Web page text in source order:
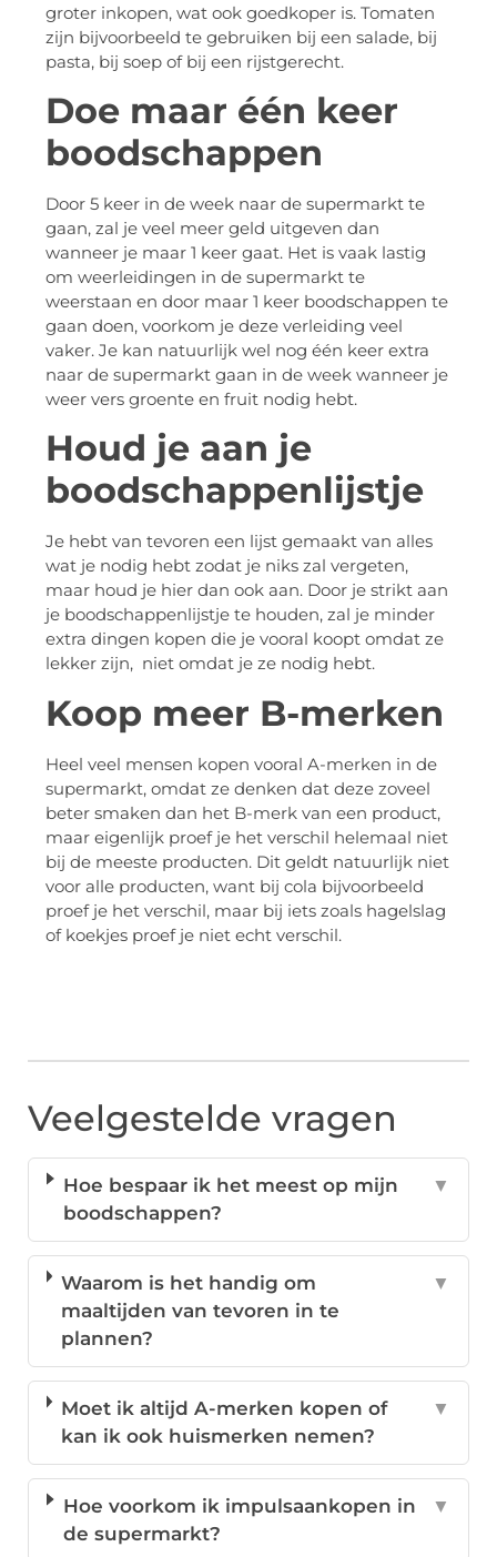
groter inkopen, wat ook goedkoper is. Tomaten
zijn bijvoorbeeld te gebruiken bij een salade, bij
pasta, bij soep of bij een rijstgerecht.
Doe maar één keer
boodschappen
Door 5 keer in de week naar de supermarkt te
gaan, zal je veel meer geld uitgeven dan
wanneer je maar 1 keer gaat. Het is vaak lastig
om weerleidingen in de supermarkt te
weerstaan en door maar 1 keer boodschappen te
gaan doen, voorkom je deze verleiding veel
vaker. Je kan natuurlijk wel nog één keer extra
naar de supermarkt gaan in de week wanneer je
weer vers groente en fruit nodig hebt.
Houd je aan je
boodschappenlijstje
Je hebt van tevoren een lijst gemaakt van alles
wat je nodig hebt zodat je niks zal vergeten,
maar houd je hier dan ook aan. Door je strikt aan
je boodschappenlijstje te houden, zal je minder
extra dingen kopen die je vooral koopt omdat ze
lekker zijn, niet omdat je ze nodig hebt.
Koop meer B-merken
Heel veel mensen kopen vooral A-merken in de
supermarkt, omdat ze denken dat deze zoveel
beter smaken dan het B-merk van een product,
maar eigenlijk proef je het verschil helemaal niet
bij de meeste producten. Dit geldt natuurlijk niet
voor alle producten, want bij cola bijvoorbeeld
proef je het verschil, maar bij iets zoals hagelslag
of koekjes proef je niet echt verschil.
Veelgestelde vragen
Hoe bespaar ik het meest op mijn
boodschappen?
▼
Waarom is het handig om
maaltijden van tevoren in te
plannen?
▼
Moet ik altijd A-merken kopen of
kan ik ook huismerken nemen?
▼
Hoe voorkom ik impulsaankopen in
de supermarkt?
▼